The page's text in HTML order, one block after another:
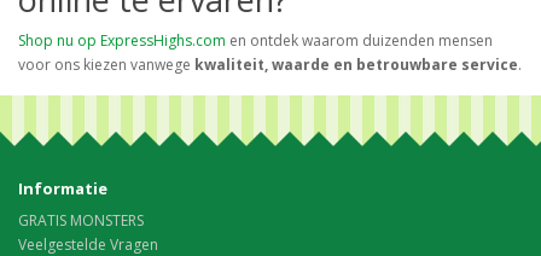
Shop nu op ExpressHighs.com en ontdek waarom duizenden mensen
voor ons kiezen vanwege kwaliteit, waarde en betrouwbare service.
Informatie
GRATIS MONSTERS
Veelgestelde Vragen